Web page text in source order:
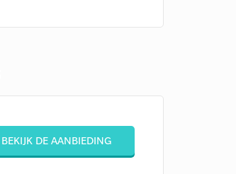
BEKIJK DE AANBIEDING